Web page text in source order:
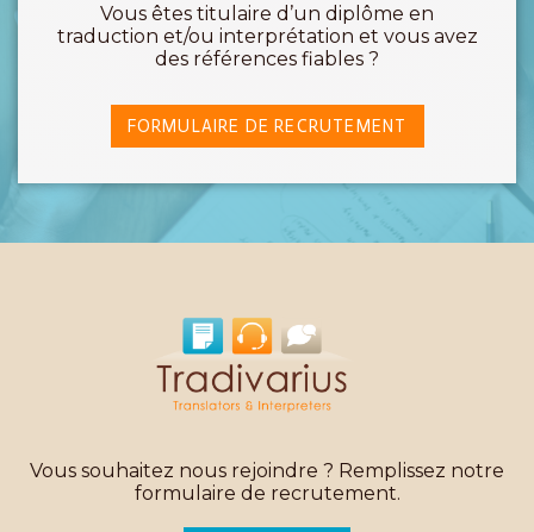
Vous êtes titulaire d’un diplôme en
traduction et/ou interprétation et vous avez
des références fiables ?
FORMULAIRE DE RECRUTEMENT
Vous souhaitez nous rejoindre ? Remplissez notre
formulaire de recrutement.